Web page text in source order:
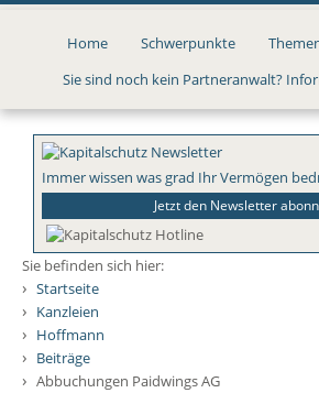
Direkt
Home Schwerpunkte
Sie sind noch kein Partneranwalt?
Immer wissen was grad Ihr Vermögen
Jetzt den Newsletter
Sie befinden sich hier:
› Startseite
› Kanzleien
› Hoffmann
› Beiträge
› Abbuchungen Paidwings AG